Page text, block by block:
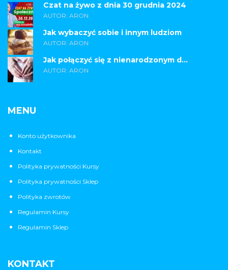
Czat na żywo z dnia 30 grudnia 2024
AUTOR: ARON
Jak wybaczyć sobie i innym ludziom
AUTOR: ARON
Jak połączyć się z nienarodzonym d...
AUTOR: ARON
MENU
Konto użytkownika
Kontakt
Polityka prywatności Kursy
Polityka prywatności Sklep
Polityka zwrotów
Regulamin Kursy
Regulamin Sklep
KONTAKT